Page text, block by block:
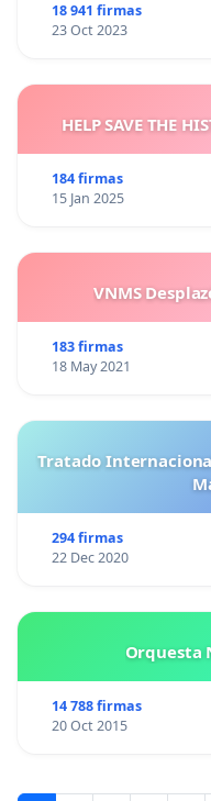
18 941 firmas
23 Oct 2023
HELP SAVE THE
184 firmas
15 Jan 2025
VNMS
183 firmas
18 May 2021
Tratado
294 firmas
22 Dec 2020
Orquesta
14 788 firmas
20 Oct 2015